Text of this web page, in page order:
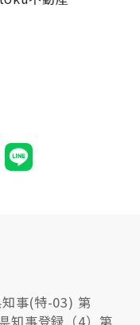
事(特-03) 第
知事登録（4）第